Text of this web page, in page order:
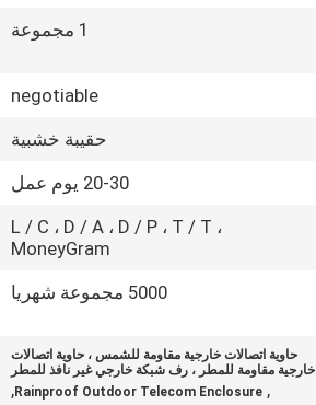
1 مجموعة
negotiable
حقيبة خشبية
20-30 يوم عمل
L / C ، D / A ، D / P ، T / T ،
MoneyGram
5000 مجموعة شهريا
حاوية اتصالات خارجية مقاومة للشمس ، حاوية اتصالات
خارجية مقاومة للمطر ، رف شبكة خارجي غير نافذ للمطر
,
Rainproof Outdoor Telecom Enclosure
,